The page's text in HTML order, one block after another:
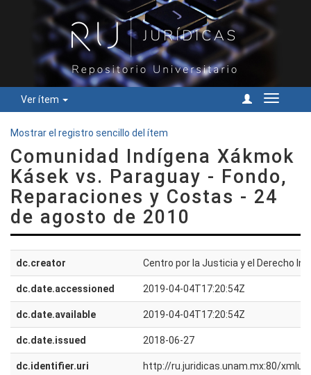
Ver ítem
Cambiar
Mostrar el registro sencillo del ítem
Comunidad Indígena Xákmok
Kásek vs. Paraguay - Fondo,
Reparaciones y Costas - 24
de agosto de 2010
dc.creator Centro por la Justicia y el Derecho
dc.date.accessioned 2019-04-04T17:20:54Z
dc.date.available 2019-04-04T17:20:54Z
dc.date.issued 2018-06-27
dc.identifier.uri http://ru.juridicas.unam.mx:80/